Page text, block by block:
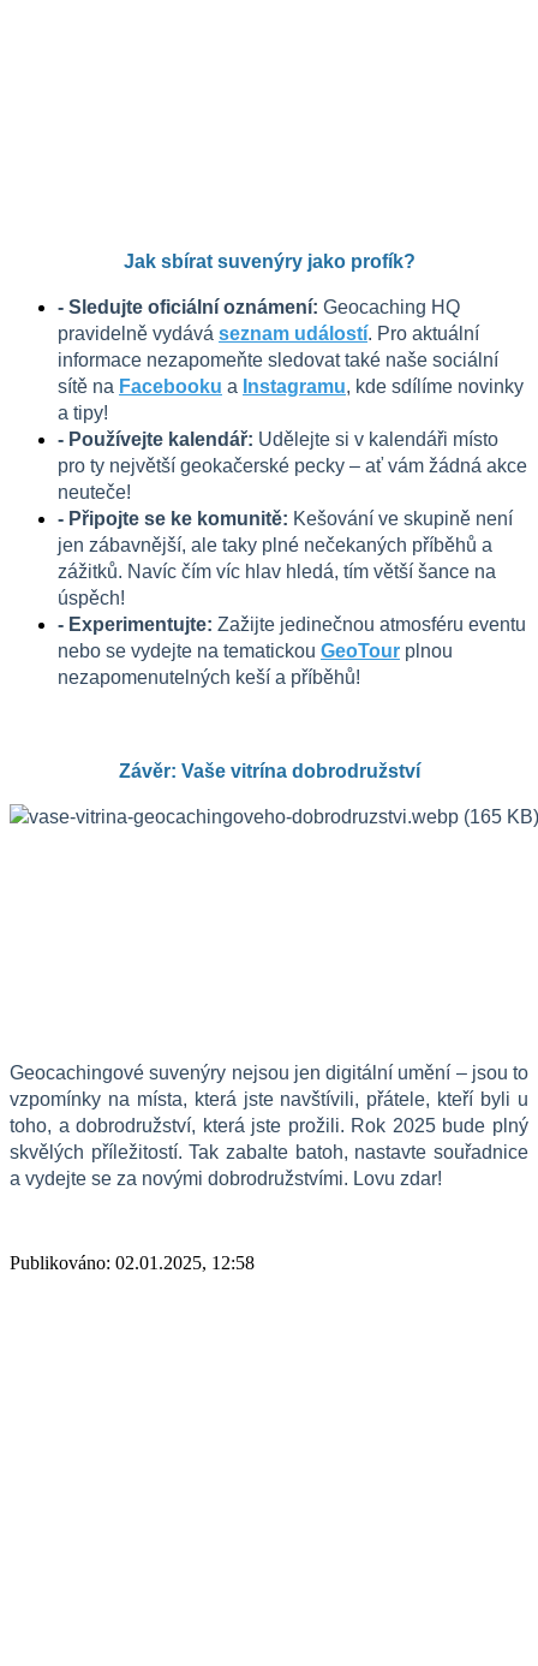
Jak sbírat suvenýry jako profík?
- Sledujte oficiální oznámení: Geocaching HQ
pravidelně vydává seznam událostí. Pro aktuální
informace nezapomeňte sledovat také naše sociální
sítě na Facebooku a Instagramu, kde sdílíme novinky
a tipy!
- Používejte kalendář: Udělejte si v kalendáři místo
pro ty největší geokačerské pecky – ať vám žádná akce
neuteče!
- Připojte se ke komunitě: Kešování ve skupině není
jen zábavnější, ale taky plné nečekaných příběhů a
zážitků. Navíc čím víc hlav hledá, tím větší šance na
úspěch!
- Experimentujte: Zažijte jedinečnou atmosféru eventu
nebo se vydejte na tematickou GeoTour plnou
nezapomenutelných keší a příběhů!
Závěr: Vaše vitrína dobrodružství
Geocachingové suvenýry nejsou jen digitální umění – jsou to
vzpomínky na místa, která jste navštívili, přátele, kteří byli u
toho, a dobrodružství, která jste prožili. Rok 2025 bude plný
skvělých příležitostí. Tak zabalte batoh, nastavte souřadnice
a vydejte se za novými dobrodružstvími. Lovu zdar!
Publikováno: 02.01.2025, 12:58